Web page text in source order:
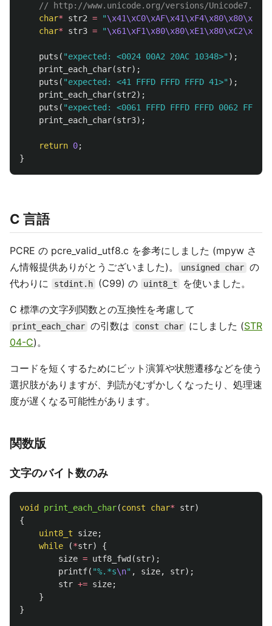
// http://www.unicode.org/versions/
char* str2 = "\x41\xC0\xAF\x41\xF4\x80\x80\x41
char* str3 = "
puts ( "expected: <0024 00A2 20AC 10348>" );
print_each_char(str);
puts ( "expected: <41 FFFD FFFD FFFD 41>" );
print_each_char(str2);
puts ( "expected: <0061 FFFD FFFD FFFD 0062 FFFD
print_each_char(str3);
return 0;
}
C 言語
PCRE の pcre_valid_utf8.c を参考にしました (mpyw さ
ん情報提供ありがとうございました)。
unsigned char の
代わりに
stdint.h (C99) の uint8_t を使いました。
C 標準の文字列関数との互換性を考慮して
print_each_char の引数は const char にしました (STR
04-C)。
コードを短くするためにビット演算や状態遷移などを使う
選択肢がありますが、判読がむずかしくなったり、処理速
度が遅くなる可能性があります。
関数版
文字のバイト数のみ
void print_each_char(const char* str)
{
uint8_t
size;
while
(*str)
{
size = utf8_fwd (str);
printf( "%.*s\n" , size, str);
str += size;
}
}